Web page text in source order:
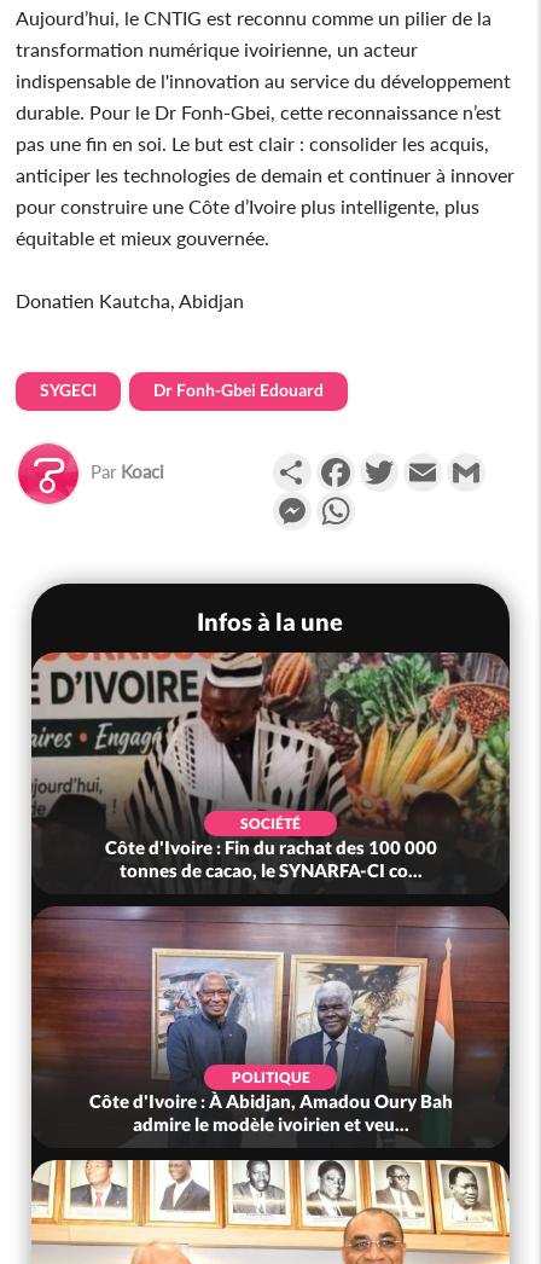
Aujourd’hui, le CNTIG est reconnu comme un pilier de la
transformation numérique ivoirienne, un acteur
indispensable de l'innovation au service du développement
durable. Pour le Dr Fonh-Gbei, cette reconnaissance n’est
pas une fin en soi. Le but est clair : consolider les acquis,
anticiper les technologies de demain et continuer à innover
pour construire une Côte d’Ivoire plus intelligente, plus
équitable et mieux gouvernée.
Donatien Kautcha, Abidjan
SYGECI Dr Fonh-Gbei Edouard
Par Koaci PartagerFacebookTwitterEmail
Messenger
Infos à la une
SOCIÉTÉ
Côte d'Ivoire : Fin du rachat des 100 000
tonnes de cacao, le SYNARFA-CI co...
POLITIQUE
Côte d'Ivoire : À Abidjan, Amadou Oury Bah
admire le modèle ivoirien et veu...